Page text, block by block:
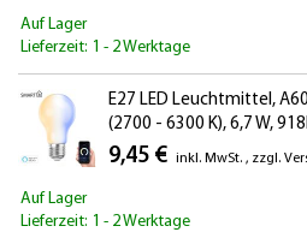
Auf Lager
Lieferzeit: 1 - 2 Werktage
E27 LED Leuchtmittel,
(2700 - 6300 K), 6,7 W,
Alexa, Milchglas
9,45 € inkl. MwSt. , zzgl.
Auf Lager
Lieferzeit: 1 - 2 Werktage